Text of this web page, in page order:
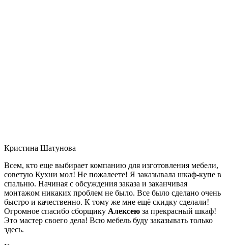
Кристина Шатунова
Всем, кто еще выбирает компанию для изготовления мебели,
советую Кухни мол! Не пожалеете! Я заказывала шкаф-купе в
спальню. Начиная с обсуждения заказа и заканчивая
монтажом никаких проблем не было. Все было сделано очень
быстро и качественно. К тому же мне ещё скидку сделали!
Огромное спасибо сборщику Алексею за прекрасный шкаф!
Это мастер своего дела! Всю мебель буду заказывать только
здесь.